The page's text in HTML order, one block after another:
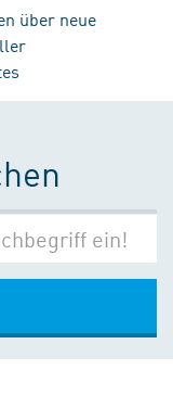
über neue